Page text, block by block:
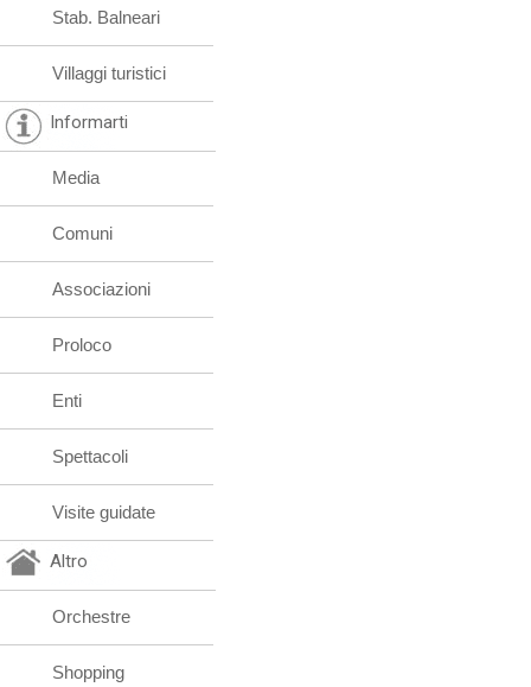
Stab. Balneari
Villaggi turistici
Informarti
Media
Comuni
Associazioni
Proloco
Enti
Spettacoli
Visite guidate
Altro
Orchestre
Shopping